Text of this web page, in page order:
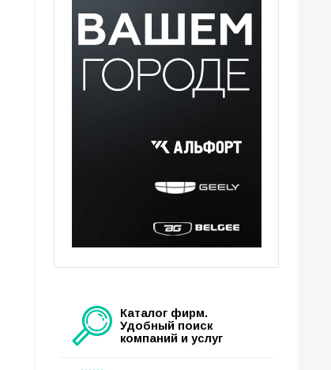
Каталог фирм.
Удобный поиск
компаний и услуг